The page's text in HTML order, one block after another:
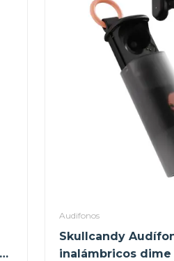
Audifonos
Skullcandy
inalámbricos